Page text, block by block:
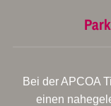
Bei der APCOA
einen